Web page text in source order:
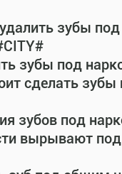
зубы
зубы под
сделать
зубов под
вырывают